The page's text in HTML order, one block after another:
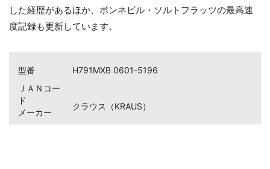
した経歴があるほか、ボンネビル・ソルトフラッツの最高速
度記録も更新しています。
型番
H791MXB 0601-5196
ＪＡＮコー
ド
メーカー
クラウス（KRAUS）
お買い物を続ける カートへ進む